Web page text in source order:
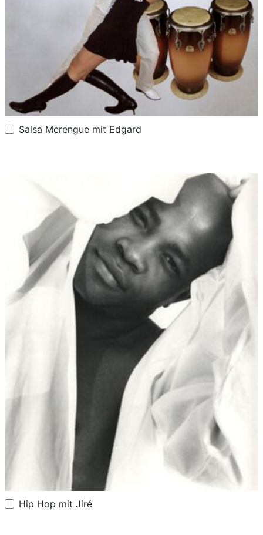
Salsa Merengue mit Edgard
Hip Hop mit Jiré